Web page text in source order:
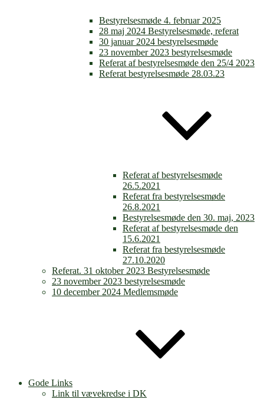
Bestyrelsesmøde 4. februar 2025
28 maj 2024 Bestyrelsesmøde, referat
30 januar 2024 bestyrelsesmøde
23 november 2023 bestyrelsesmøde
Referat af bestyrelsesmøde den 25/4 2023
Referat bestyrelsesmøde 28.03.23
Referat af bestyrelsesmøde
26.5.2021
Referat fra bestyrelsesmøde
26.8.2021
Bestyrelsesmøde den 30. maj, 2023
Referat af bestyrelsesmøde den
15.6.2021
Referat fra bestyrelsesmøde
27.10.2020
Referat. 31 oktober 2023 Bestyrelsesmøde
23 november 2023 bestyrelsesmøde
10 december 2024 Medlemsmøde
Gode Links
Link til vævekredse i DK